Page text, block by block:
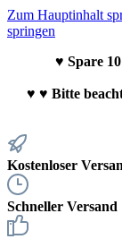
Zum Hauptinhalt
springen
♥ Spare
♥ ♥ Bitte
Kostenloser
Schneller Versand